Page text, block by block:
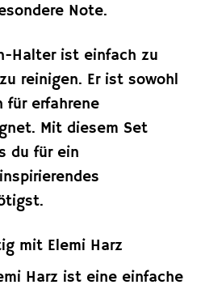
Note.
Halter ist einfach zu
reinigen. Er ist sowohl
für erfahrene
Mit diesem Set
du für ein
mit Elemi Harz
Harz ist eine einfache